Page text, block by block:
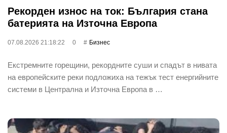
Рекорден износ на ток: България стана
батерията на Източна Европа
07.08.2026 21:18:22 0 Бизнес
Екстремните горещини, рекордните суши и спадът в нивата
на европейските реки подложиха на тежък тест енергийните
системи в Централна и Източна Европа в …